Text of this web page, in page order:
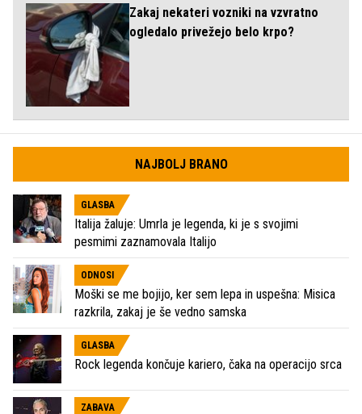
Zakaj nekateri vozniki na vzvratno
ogledalo privežejo belo krpo?
NAJBOLJ BRANO
GLASBA
Italija žaluje: Umrla je legenda, ki je s svojimi
pesmimi zaznamovala Italijo
ODNOSI
Moški se me bojijo, ker sem lepa in uspešna: Misica
razkrila, zakaj je še vedno samska
GLASBA
Rock legenda končuje kariero, čaka na operacijo srca
ZABAVA